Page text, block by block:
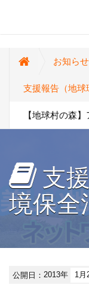
お知らせ
支援報告（地球
【地球村の森
支
境保全
公開日：2013年 1月